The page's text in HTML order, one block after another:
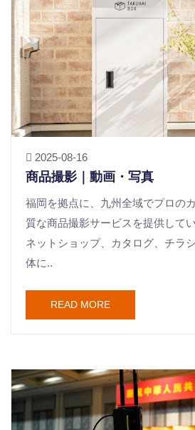
2025-08-16
商品撮影｜動画・写真
福岡を拠点に、九州全域でプロの
質な商品撮影サービスを提供して
ネットショップ、カタログ、チラ
体に..
READ MORE